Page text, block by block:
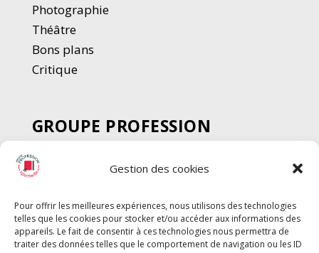
Gestion des cookies
Pour offrir les meilleures expériences, nous utilisons des technologies
telles que les cookies pour stocker et/ou accéder aux informations des
appareils. Le fait de consentir à ces technologies nous permettra de
traiter des données telles que le comportement de navigation ou les ID
Photographie
Théâtre
Bons plans
Critique
GROUPE PROFESSION
SPECTACLE
Chèque Intermittents
Chèque Compta
Chèque Emploi Spectacle